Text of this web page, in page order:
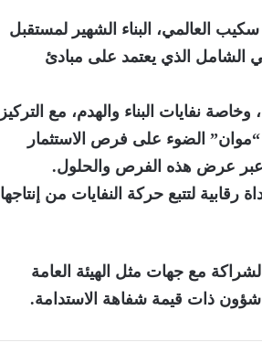
العالمي، البناء الشهير لمستقبل
الشامل الذي يعتمد على مبادئ
نفايات البناء والهدم، مع التركيز
الضوء على فرص الاستثمار
عبر عرض هذه الفرص والحلول.
رقابية لتتبع حركة النفايات من إنتاجها
مع جهات مثل الهيئة العامة
ذات قيمة شفاهة الاستدامة.